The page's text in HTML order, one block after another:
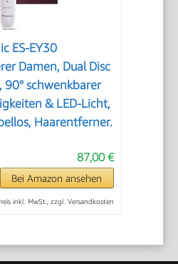
ES-EY30
Damen, Dual Disc
schwenkbarer
& LED-Licht,
Haarentferner.
87,00 €
Bei Amazon ansehen
inkl. MwSt., zzgl. Versandkosten